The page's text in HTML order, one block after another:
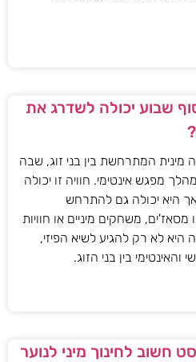
שבוע יכולה לשדרג את
מינית המתרחשת בין בני זוג, שבה
מפגש אינטימי. חוויה זו יכולה
אך היא יכולה גם להתרחש
משחקים מיניים או חוויות
לא רק להגיע לשיא הפיזי,
בין בני הזוג.
חשוב לחינוך מיני לנוער